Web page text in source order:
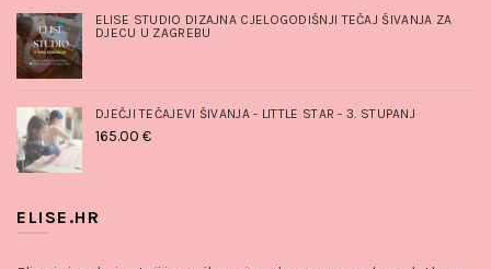
ELISE STUDIO DIZAJNA CJELOGODIŠNJI TEČAJ ŠIVANJA ZA
DJECU U ZAGREBU
DJEČJI TEČAJEVI ŠIVANJA - LITTLE STAR - 3. STUPANJ
165.00 €
ELISE.HR